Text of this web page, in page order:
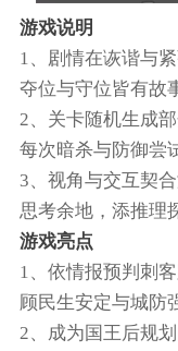
游戏说明
1、剧情在诙谐与
夺位与守位皆有故
2、关卡随机生成
每次暗杀与防御尝
3、视角与交互契
思考余地，添推理
游戏亮点
1、依情报预判刺
顾民生安定与城防
2、成为国王后规